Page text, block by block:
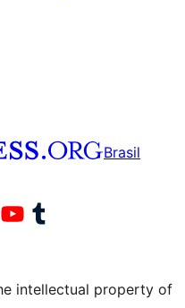
Brasil
do TikTok
Acessar nosso canal do YouTube
Acessar nossa conta no Tumblr
intellectual property of